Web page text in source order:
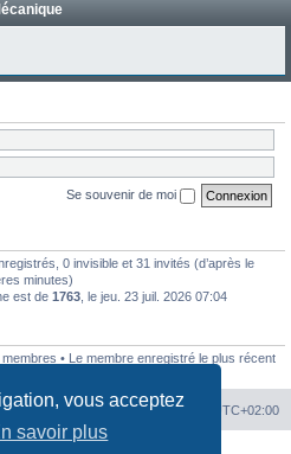
vous acceptez
savoir plus
Se souvenir de moi
0 invisible et 31 invités (d’après le
minutes)
est de 1763 , le jeu. 23 juil. 2026 07:04
membres • Le membre enregistré le plus récent
Heures au format UTC+02:00